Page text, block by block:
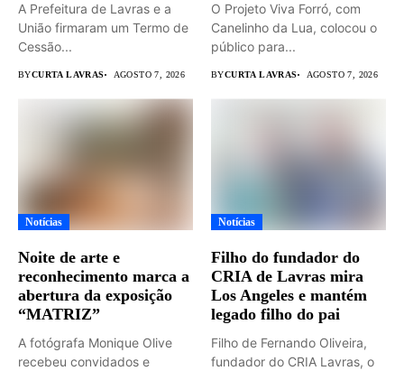
A Prefeitura de Lavras e a
União firmaram um Termo de
Cessão...
BYCURTA LAVRAS AGOSTO 7, 2026
O Projeto Viva Forró, com
Canelinho da Lua, colocou o
público para...
BYCURTA LAVRAS AGOSTO 7, 2026
Notícias
Noite de arte e
reconhecimento marca a
abertura da exposição
“MATRIZ”
A fotógrafa Monique Olive
recebeu convidados e
Notícias
Filho do fundador do
CRIA de Lavras mira
Los Angeles e mantém
legado filho do pai
Filho de Fernando Oliveira,
fundador do CRIA Lavras, o